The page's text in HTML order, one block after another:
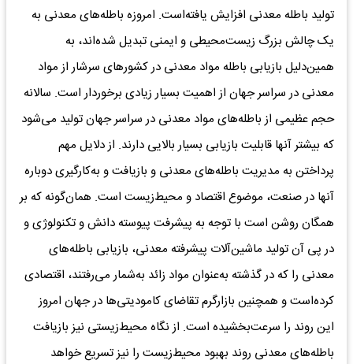
تولید باطله‌ معدنی‌ افزایش ‌یافته‌است‌. امروزه‌ باطله‌های‌ معدنی‌ به‌
یک‌ چالش‌ بزرگ‌ زیست‌محیطی‌ و ایمنی‌ تبدیل‌ شده‌اند، به‌
همین‌دلیل‌ بازیابی‌ باطله‌ مواد معدنی‌ در کشورهای‌ سرشار از مواد
معدنی‌ در سراسر جهان‌ از اهمیت‌ بسیار زیادی‌ برخوردار است‌. سالانه‌
حجم‌ عظیمی ‌از باطله‌های‌ مواد معدنی‌ در سراسر جهان‌ تولید می‌‌شود
که‌ بیشتر آنها قابلیت‌ بازیابی‌ بسیار بالایی‌ دارند. از دلایل‌ مهم‌
پرداختن‌ به‌ مدیریت‌ باطله‌های‌ معدنی‌ و بازیافت‌ و به‌کارگیری‌ دوباره‌
آنها در صنعت‌، موضوع‌ اقتصاد و محیط‌زیست است‌. همان‌گونه‌ که‌ بر
همگان‌ روشن‌ است‌ با توجه‌ به‌ پیشرفت‌ پیوسته‌ دانش‌ و تکنولوژی‌ و
در پی‌ آن تولید ماشین‌‌آلات‌ پیشرفته‌ معدنی‌، بازیابی‌ باطله‌های‌
معدنی‌ را که‌ در گذشته‌ به‌عنوان‌ مواد زائد به‌شمار می‌رفتند، اقتصادی‌
کرده‌است‌ و همچنین‌ بازار‌گرم تقاضای‌ کامودیتی‌ها در جهان‌ امروز
این‌ روند را سرعت‌بخشیده‌ است‌. از نگاه‌ محیط‌زیستی نیز بازیافت‌
باطله‌های‌ معدنی‌ روند بهبود محیط‌زیست را نیز تسریع‌ خواهد